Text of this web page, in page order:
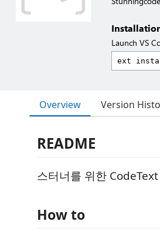
Launch VS
Overview Version
README
스터너를 위한 CodeText
How to